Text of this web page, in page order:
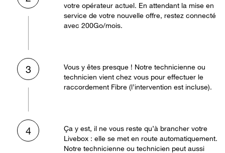
votre opérateur actuel. En attendant la mise en
service de votre nouvelle offre, restez connecté
avec 200Go/mois.
3
Vous y êtes presque ! Notre technicienne ou
technicien vient chez vous pour effectuer le
raccordement Fibre (l’intervention est incluse).
4
Ça y est, il ne vous reste qu’à brancher votre
Livebox : elle se met en route automatiquement.
Notre technicienne ou technicien peut aussi